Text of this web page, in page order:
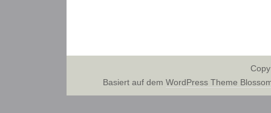
Basiert auf dem WordPress Theme